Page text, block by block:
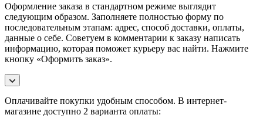
Оформление заказа в стандартном режиме выглядит
следующим образом. Заполняете полностью форму по
последовательным этапам: адрес, способ доставки, оплаты,
данные о себе. Советуем в комментарии к заказу написать
информацию, которая поможет курьеру вас найти. Нажмите
кнопку «Оформить заказ».
Оплачивайте покупки удобным способом. В интернет-
магазине доступно 2 варианта оплаты: